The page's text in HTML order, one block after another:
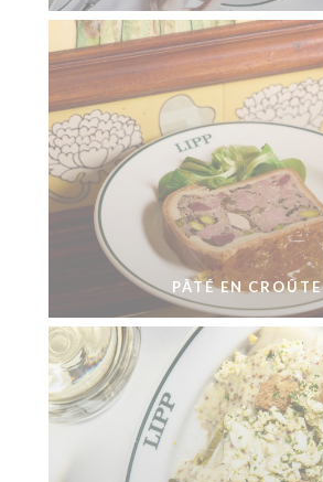
PÂTÉ EN CROÛTE